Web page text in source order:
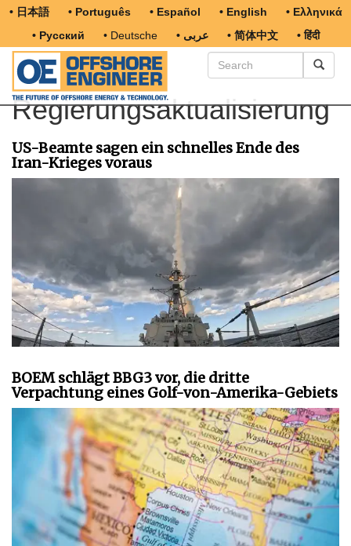
• 日本語 • Português • Español • English
• Ελληνικά
• Русский
• Deutsche • عربى • 简体中文 • हिंदी
Regierungsaktualisierung
US-Beamte sagen ein schnelles Ende des
Iran-Krieges voraus
BOEM schlägt BBG3 vor, die dritte
Verpachtung eines Golf-von-Amerika-Gebiets